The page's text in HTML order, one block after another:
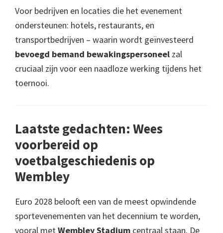
Voor bedrijven en locaties die het evenement
ondersteunen: hotels, restaurants, en
transportbedrijven – waarin wordt geïnvesteerd
bevoegd bemand bewakingspersoneel zal
cruciaal zijn voor een naadloze werking tijdens het
toernooi.
Laatste gedachten: Wees
voorbereid op
voetbalgeschiedenis op
Wembley
Euro 2028 belooft een van de meest opwindende
sportevenementen van het decennium te worden,
vooral metWembley Stadium centraal staan. De